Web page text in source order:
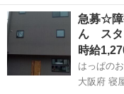
良好で働きやすい環…
千葉 八千代市 八
急募☆
ん スタ
時給
はっぱの
大阪府 寝